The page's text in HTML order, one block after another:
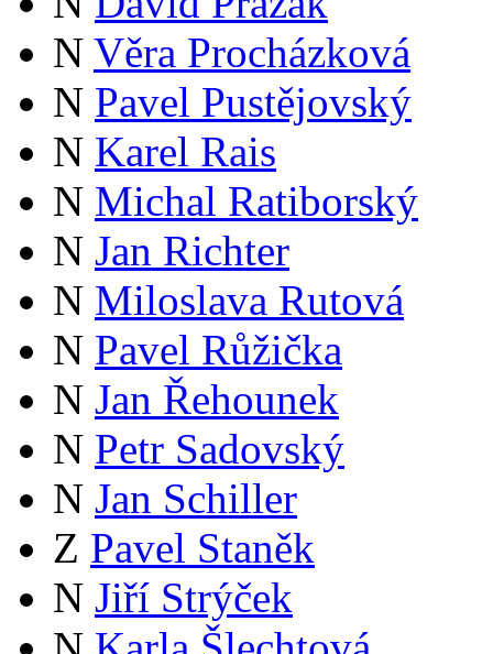
N Věra Procházková
N Pavel Pustějovský
N Karel Rais
N Michal Ratiborský
N Jan Richter
N Miloslava Rutová
N Pavel Růžička
N Jan Řehounek
N Petr Sadovský
N Jan Schiller
Z Pavel Staněk
N Jiří Strýček